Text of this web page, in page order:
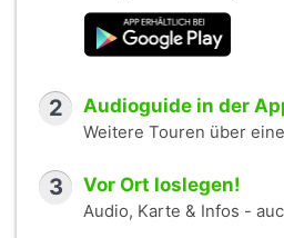
2 Audioguide in der
Weitere Touren über
3 Vor Ort loslegen!
Audio, Karte & Infos -